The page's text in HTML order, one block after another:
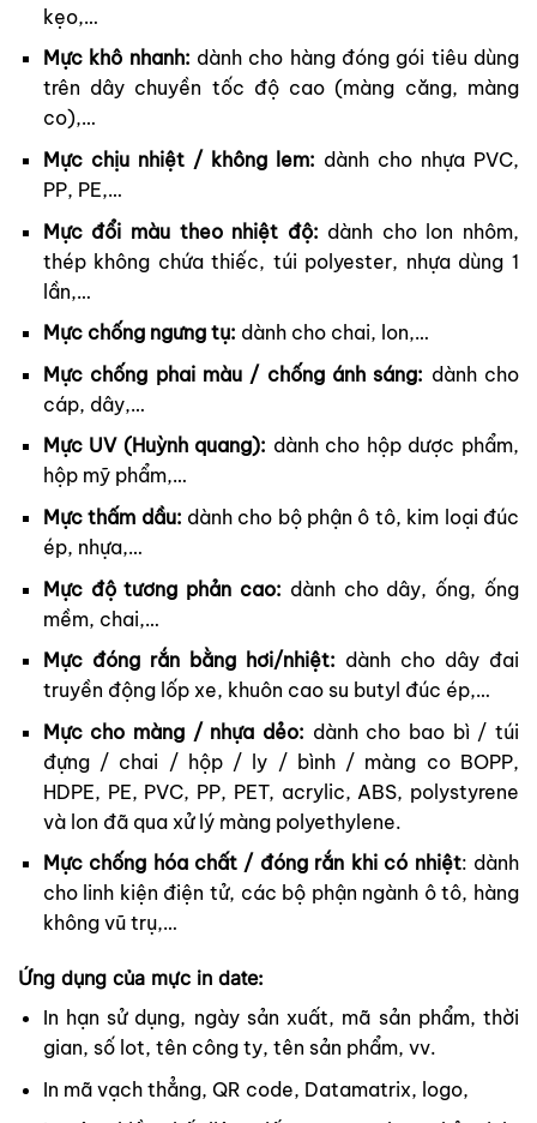
kẹo,…
Mực khô nhanh: dành cho hàng đóng gói tiêu dùng
trên dây chuyền tốc độ cao (màng căng, màng
co),…
Mực chịu nhiệt / không lem: dành cho nhựa PVC,
PP, PE,…
Mực đổi màu theo nhiệt độ: dành cho lon nhôm,
thép không chứa thiếc, túi polyester, nhựa dùng 1
lần,…
Mực chống ngưng tụ: dành cho chai, lon,…
Mực chống phai màu / chống ánh sáng: dành cho
cáp, dây,…
Mực UV (Huỳnh quang): dành cho hộp dược phẩm,
hộp mỹ phẩm,…
Mực thấm dầu: dành cho bộ phận ô tô, kim loại đúc
ép, nhựa,…
Mực độ tương phản cao: dành cho dây, ống, ống
mềm, chai,…
Mực đóng rắn bằng hơi/nhiệt: dành cho dây đai
truyền động lốp xe, khuôn cao su butyl đúc ép,…
Mực cho màng / nhựa dẻo: dành cho bao bì / túi
đựng / chai / hộp / ly / bình / màng co BOPP,
HDPE, PE, PVC, PP, PET, acrylic, ABS, polystyrene
và lon đã qua xử lý màng polyethylene.
Mực chống hóa chất / đóng rắn khi có nhiệt: dành
cho linh kiện điện tử, các bộ phận ngành ô tô, hàng
không vũ trụ,…
Ứng dụng của mực in date:
In hạn sử dụng, ngày sản xuất, mã sản phẩm, thời
gian, số lot, tên công ty, tên sản phẩm, vv.
In mã vạch thẳng, QR code, Datamatrix, logo,